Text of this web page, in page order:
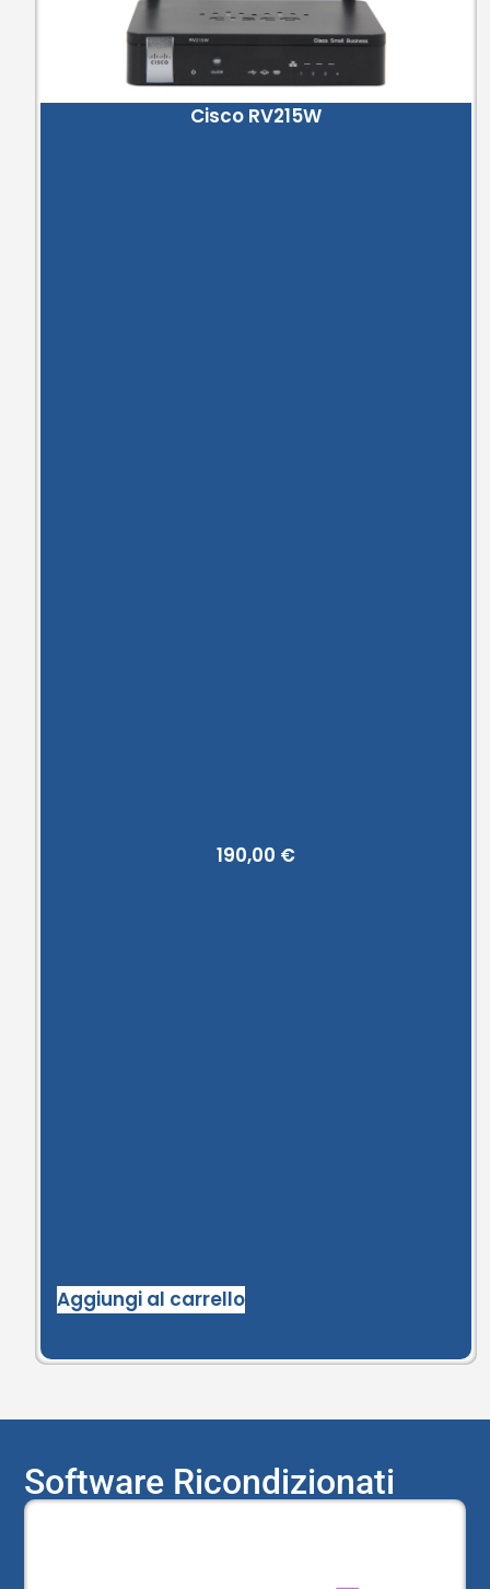
Cisco RV215W
190,00 €
Aggiungi al carrello
Software Ricondizionati